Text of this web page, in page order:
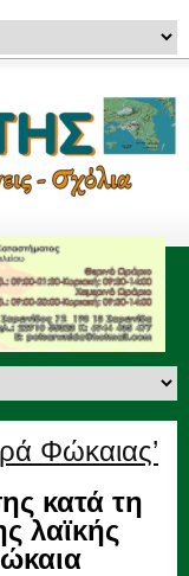
Φώκαιας’
κατά τη
λαϊκής